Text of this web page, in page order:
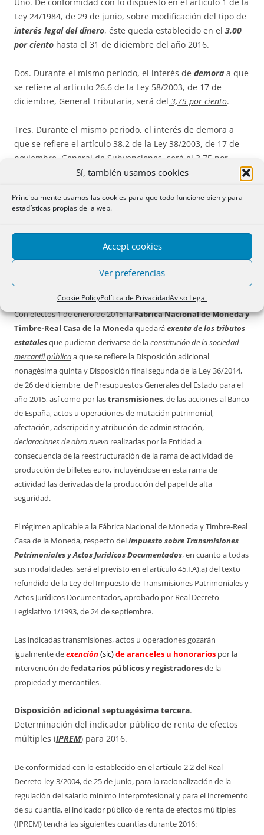
Sí, también usamos cookies
Principalmente usamos las cookies para que todo funcione bien y para
estadísticas propias de la web.
Accept cookies
Ver preferencias
Cookie PolicyPolítica de PrivacidadAviso Legal
Uno. De conformidad con lo dispuesto en el artículo 1 de la
Ley 24/1984, de 29 de junio, sobre modificación del tipo de
interés legal del dinero, éste queda establecido en el 3,00
por ciento hasta el 31 de diciembre del año 2016.
Dos. Durante el mismo periodo, el interés de demora a que
se refiere al artículo 26.6 de la Ley 58/2003, de 17 de
diciembre, General Tributaria, será del 3,75 por ciento.
Tres. Durante el mismo periodo, el interés de demora a
que se refiere el artículo 38.2 de la Ley 38/2003, de 17 de
noviembre, General de Subvenciones, será el 3,75 por
(…)
a las operaciones derivadas de la aplicación de lo
dispuesto en la Disposición adicional nonagésima quinta y
Disposición final segunda de la Ley 36/2014, de
Presupuestos Generales del Estado para 2015.
Con efectos 1 de enero de 2015, laFábrica Nacional de Moneda y
Timbre-Real Casa de la Moneda quedaráexenta de los tributos
estatalesque pudieran derivarse de laconstitución de la sociedad
mercantil públicaa que se refiere la Disposición adicional
nonagésima quinta y Disposición final segunda de la Ley 36/2014,
de 26 de diciembre, de Presupuestos Generales del Estado para el
año 2015, así como por lastransmisiones, de las acciones al Banco
de España, actos u operaciones de mutación patrimonial,
afectación, adscripción y atribución de administración,
declaraciones de obra nueva realizadas por la Entidad a
consecuencia de la reestructuración de la rama de actividad de
producción de billetes euro, incluyéndose en esta rama de
actividad las derivadas de la producción del papel de alta
seguridad.
El régimen aplicable a la Fábrica Nacional de Moneda y Timbre-Real
Casa de la Moneda, respecto delImpuesto sobre Transmisiones
Patrimoniales y Actos Jurídicos Documentados, en cuanto a todas
sus modalidades, será el previsto en el artículo 45.I.A).a) del texto
refundido de la Ley del Impuesto de Transmisiones Patrimoniales y
Actos Jurídicos Documentados, aprobado por Real Decreto
Legislativo 1/1993, de 24 de septiembre.
Las indicadas transmisiones, actos u operaciones gozarán
igualmente deexención(sic)de aranceles u honorarios por la
intervención defedatarios públicos y registradoresde la
propiedad y mercantiles.
Disposición adicional septuagésima tercera.
Determinación del indicador público de renta de efectos
múltiples (IPREM) para 2016.
De conformidad con lo establecido en el artículo 2.2 del Real
Decreto-ley 3/2004, de 25 de junio, para la racionalización de la
regulación del salario mínimo interprofesional y para el incremento
de su cuantía, el indicador público de renta de efectos múltiples
(IPREM) tendrá las siguientes cuantías durante 2016: